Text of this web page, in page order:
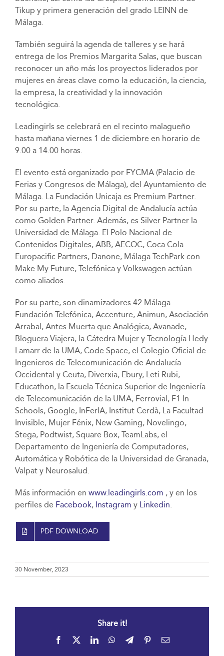
Tikup y primera generación del grado LEINN de
Málaga.
También seguirá la agenda de talleres y se hará
entrega de los Premios Margarita Salas, que buscan
reconocer un año más los proyectos liderados por
mujeres en áreas clave como la educación, la ciencia,
la empresa, la creatividad y la innovación
tecnológica.
Leadingirls se celebrará en el recinto malagueño
hasta mañana viernes 1 de diciembre en horario de
9.00 a 14.00 horas.
El evento está organizado por FYCMA (Palacio de
Ferias y Congresos de Málaga), del Ayuntamiento de
Málaga. La Fundación Unicaja es Premium Partner.
Por su parte, la Agencia Digital de Andalucía actúa
como Golden Partner. Además, es Silver Partner la
Universidad de Málaga. El Polo Nacional de
Contenidos Digitales, ABB, AECOC, Coca Cola
Europacific Partners, Danone, Málaga TechPark con
Make My Future, Telefónica y Volkswagen actúan
como aliados.
Por su parte, son dinamizadores 42 Málaga
Fundación Telefónica, Accenture, Animun, Asociación
Arrabal, Antes Muerta que Analógica, Avanade,
Bloguera Viajera, la Cátedra Mujer y Tecnología Hedy
Lamarr de la UMA, Code Space, el Colegio Oficial de
Ingenieros de Telecomunicación de Andalucía
Occidental y Ceuta, Diverxia, Ebury, Leti Rubi,
Educathon, la Escuela Técnica Superior de Ingeniería
de Telecomunicación de la UMA, Ferrovial, F1 In
Schools, Google, InFerIA, Institut Cerdà, La Facultad
Invisible, Mujer Fénix, New Gaming, Novelingo,
Stega, Podtwist, Square Box, TeamLabs, el
Departamento de Ingeniería de Computadores,
Automática y Robótica de la Universidad de Granada,
Valpat y Neurosalud.
Más información en www.leadingirls.com , y en los
perfiles de Facebook, Instagram y Linkedin.
PDF DOWNLOAD
30 November, 2023
Share it!
Facebook LinkedInWhatsApp
TelegramPinterestEmail